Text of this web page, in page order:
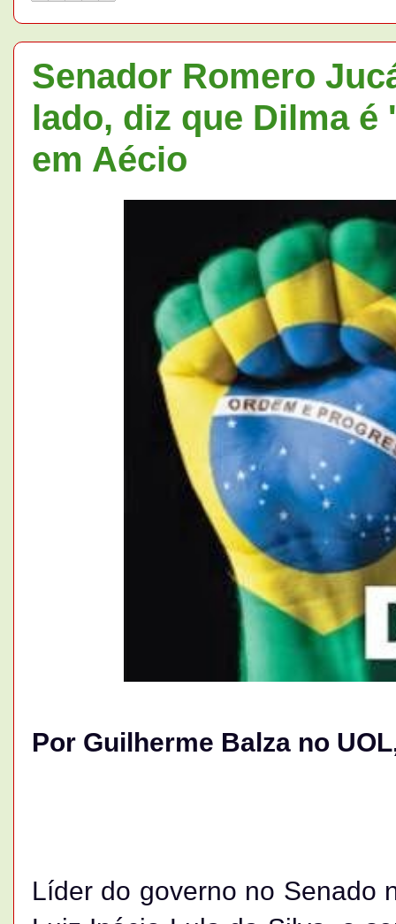
Senador Romero
lado, diz que Dilma
em Aécio
Por Guilherme Balza no
Líder do governo no Senado